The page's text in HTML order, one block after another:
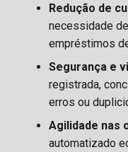
Redução de
necessidade
empréstimos
Segurança e
registrada,
erros ou
Agilidade nas
automatizado